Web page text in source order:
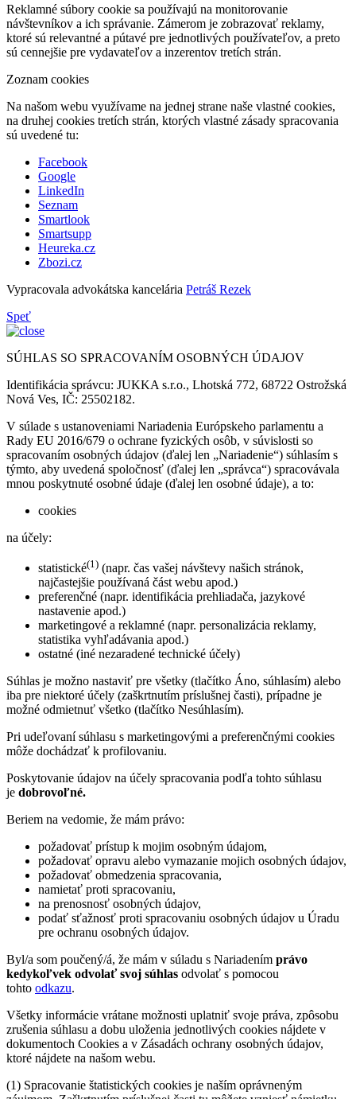
Reklamné súbory cookie sa používajú na monitorovanie
návštevníkov a ich správanie. Zámerom je zobrazovať reklamy,
ktoré sú relevantné a pútavé pre jednotlivých používateľov, a preto
sú cennejšie pre vydavateľov a inzerentov tretích strán.
Zoznam cookies
Na našom webu využívame na jednej strane naše vlastné cookies,
na druhej cookies tretích strán, ktorých vlastné zásady spracovania
sú uvedené tu:
Facebook
Google
LinkedIn
Seznam
Smartlook
Smartsupp
Heureka.cz
Zbozi.cz
Vypracovala advokátska kancelária Petráš Rezek
Speť
SÚHLAS SO SPRACOVANÍM OSOBNÝCH ÚDAJOV
Identifikácia správcu: JUKKA s.r.o., Lhotská 772, 68722 Ostrožská
Nová Ves, IČ: 25502182.
V súlade s ustanoveniami Nariadenia Európskeho parlamentu a
Rady EU 2016/679 o ochrane fyzických osôb, v súvislosti so
spracovaním osobných údajov (ďalej len „Nariadenie“) súhlasím s
týmto, aby uvedená spoločnosť (ďalej len „správca“) spracovávala
mnou poskytnuté osobné údaje (ďalej len osobné údaje), a to:
cookies
na účely:
statistické(1) (napr. čas vašej návštevy našich stránok,
najčastejšie používaná část webu apod.)
preferenčné (napr. identifikácia prehliadača, jazykové
nastavenie apod.)
marketingové a reklamné (napr. personalizácia reklamy,
statistika vyhľadávania apod.)
ostatné (iné nezaradené technické účely)
Súhlas je možno nastaviť pre všetky (tlačítko Áno, súhlasím) alebo
iba pre niektoré účely (zaškrtnutím príslušnej časti), prípadne je
možné odmietnuť všetko (tlačítko Nesúhlasím).
Pri udeľovaní súhlasu s marketingovými a preferenčnými cookies
môže dochádzať k profilovaniu.
Poskytovanie údajov na účely spracovania podľa tohto súhlasu
je dobrovoľné.
Beriem na vedomie, že mám právo:
požadovať prístup k mojim osobným údajom,
požadovať opravu alebo vymazanie mojich osobných údajov,
požadovať obmedzenia spracovania,
namietať proti spracovaniu,
na prenosnosť osobných údajov,
podať sťažnosť proti spracovaniu osobných údajov u Úradu
pre ochranu osobných údajov.
Byl/a som poučený/á, že mám v súladu s Nariadením právo
kedykoľvek odvolať svoj súhlas odvolať s pomocou
tohto odkazu.
Všetky informácie vrátane možnosti uplatniť svoje práva, zpôsobu
zrušenia súhlasu a dobu uloženia jednotlivých cookies nájdete v
dokumentoch Cookies a v Zásadách ochrany osobných údajov,
ktoré nájdete na našom webu.
(1) Spracovanie štatistických cookies je naším oprávneným